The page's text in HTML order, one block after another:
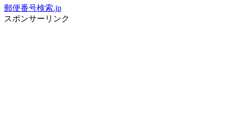
郵便番号検索.jp
スポンサーリンク